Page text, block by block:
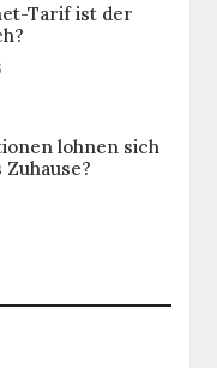
Tarif ist der
lohnen sich